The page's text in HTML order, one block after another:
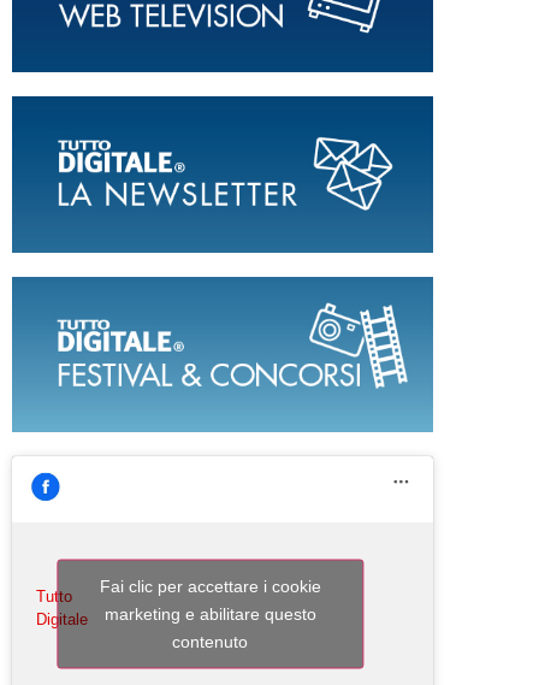
Tutto
Digitale
Fai clic per accettare i cookie
marketing e abilitare questo
contenuto